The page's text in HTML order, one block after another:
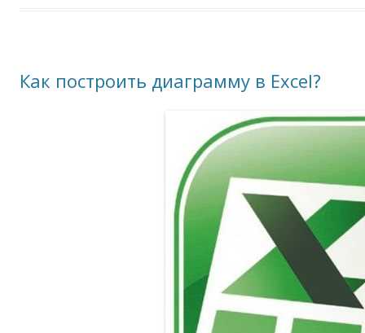
Как построить диаграмму в Excel?